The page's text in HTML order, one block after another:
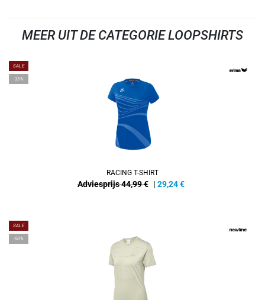
MEER UIT DE CATEGORIE LOOPSHIRTS
SALE
-35%
RACING T-SHIRT
Adviesprijs 44,99 € | 29,24€
SALE
-50%